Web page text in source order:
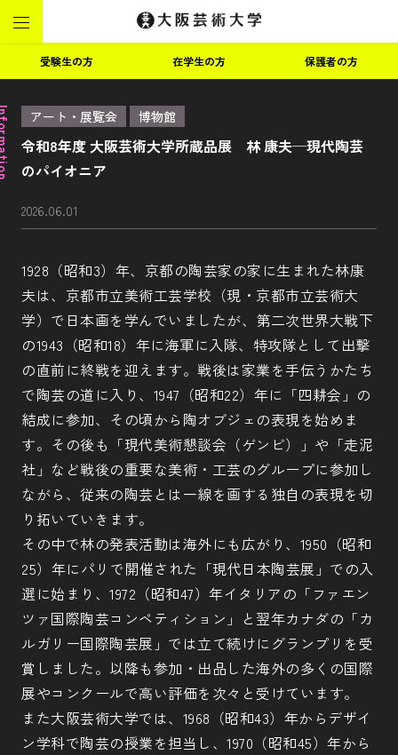
受験生の方 在学生の方 保護者の方
アート・展覧会 博物館
令和8年度 大阪芸術大学所蔵品展 林 康夫─現代陶芸
のパイオニア
2026.06.01
1928（昭和3）年、京都の陶芸家の家に生まれた林康
夫は、京都市立美術工芸学校（現・京都市立芸術大
学）で日本画を学んでいましたが、第二次世界大戦下
の1943（昭和18）年に海軍に入隊、特攻隊として出撃
の直前に終戦を迎えます。戦後は家業を手伝うかたち
で陶芸の道に入り、1947（昭和22）年に「四耕会」の
結成に参加、その頃から陶オブジェの表現を始めま
す。その後も「現代美術懇談会（ゲンビ）」や「走泥
社」など戦後の重要な美術・工芸のグループに参加し
ながら、従来の陶芸とは一線を画する独自の表現を切
り拓いていきます。
その中で林の発表活動は海外にも広がり、1950（昭和
25）年にパリで開催された「現代日本陶芸展」での入
選に始まり、1972（昭和47）年イタリアの「ファエン
ツァ国際陶芸コンペティション」と翌年カナダの「カ
ルガリー国際陶芸展」では立て続けにグランプリを受
賞しました。以降も参加・出品した海外の多くの国際
展やコンクールで高い評価を次々と受けています。
また大阪芸術大学では、1968（昭和43）年からデザイ
ン学科で陶芸の授業を担当し、1970（昭和45）年から